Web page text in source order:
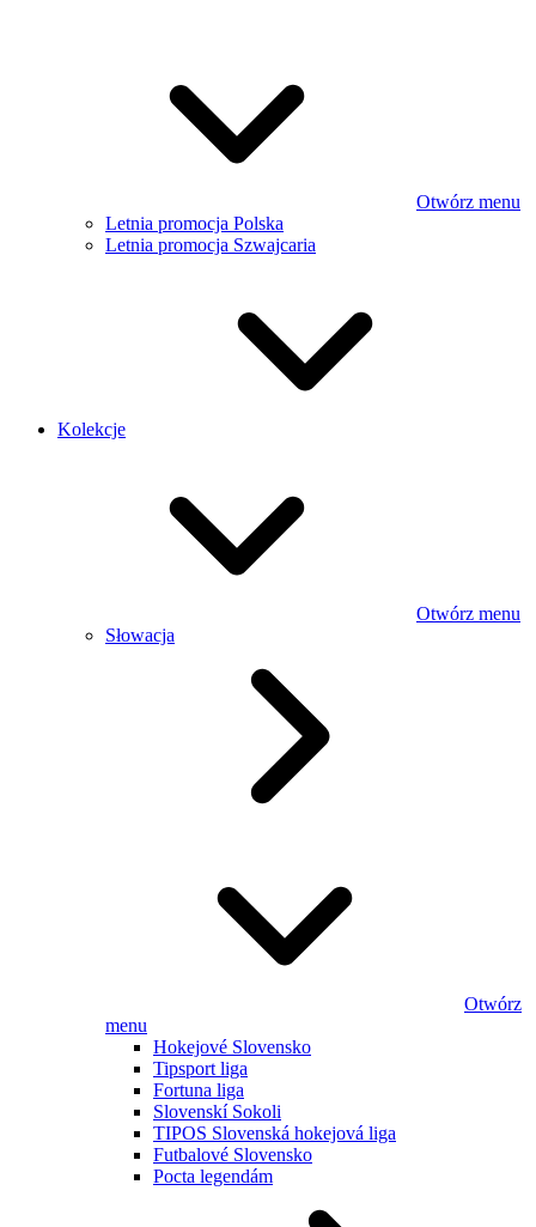
Otwórz menu
Letnia promocja Polska
Letnia promocja Szwajcaria
Kolekcje
Otwórz menu
Słowacja
Otwórz
menu
Hokejové Slovensko
Tipsport liga
Fortuna liga
Slovenskí Sokoli
TIPOS Slovenská hokejová liga
Futbalové Slovensko
Pocta legendám